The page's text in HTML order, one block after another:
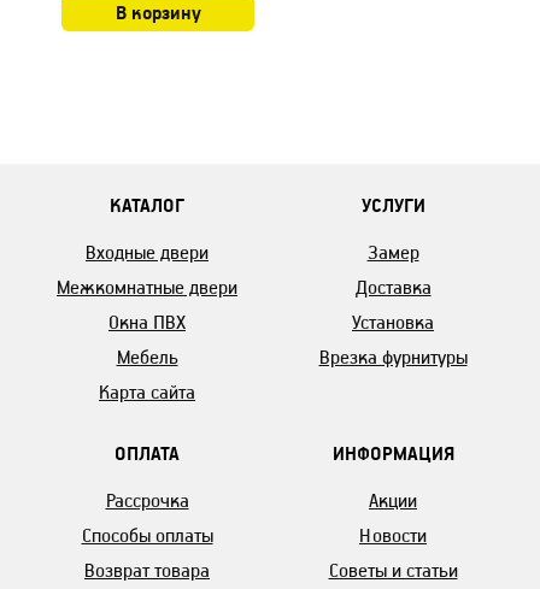
В корзину
КАТАЛОГ
Входные двери
Межкомнатные двери
Окна ПВХ
Мебель
Карта сайта
УСЛУГИ
Замер
Доставка
Установка
Врезка фурнитуры
ОПЛАТА
Рассрочка
Способы оплаты
Возврат товара
ИНФОРМАЦИЯ
Акции
Новости
Советы и статьи